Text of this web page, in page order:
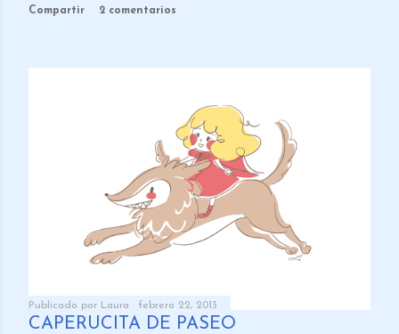
Compartir 2 comentarios
Publicado por Laura febrero 22, 2013
CAPERUCITA DE PASEO